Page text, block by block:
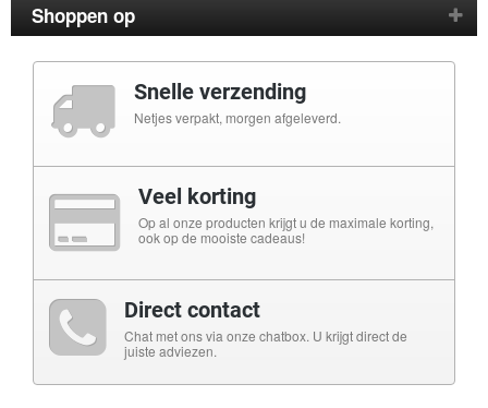
Shoppen op
Snelle verzending
Netjes verpakt, morgen afgeleverd.
Veel korting
Op al onze producten krijgt u de maximale korting,
ook op de mooiste cadeaus!
Direct contact
Chat met ons via onze chatbox. U krijgt direct de
juiste adviezen.